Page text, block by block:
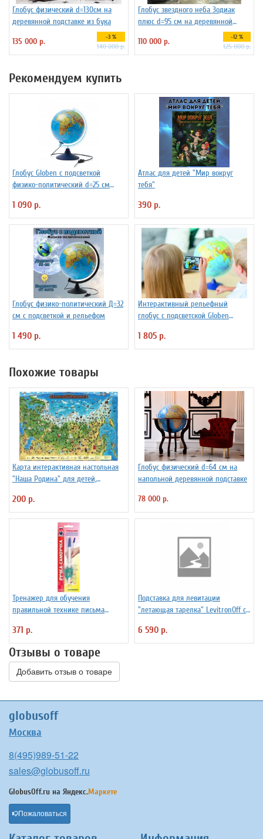
Глобус физический d=130см на
деревянной подставке из бука
135 000 р.
-3 %
140 000 р.
Глобус звездного неба Зодиак
плюс d=95 см на деревянной
подставка на ножках , арт. 227733
110 000 р. -12 %
125 000 р.
Рекомендуем купить
Глобус Globen с подсветкой
физико-политический d=25 см
1 090 р.
Атлас для детей "Мир вокруг
тебя"
390 р.
Глобус физико-политический Д=32
см с подсветкой и рельефом
1 490 р.
Интерактивный рельефный
глобус с подсветской Globen
1 805 р.
Похожие товары
Карта интерактивная настольная
"Наша Родина" для детей,
200 р.
Глобус физический d=64 см на
напольной деревянной подставке
78 000 р.
Тренажер для обучения
правильной технике письма
правшей
371 р.
Подставка для левитации
"летающая тарелка" LevitronOff с
6 590 р.
Отзывы о товаре
Добавить отзыв о товаре
globusoff
Москва
8(495)989-51-22
sales@globusoff.ru
GlobusOff.ru на Яндекс.Маркете
Пожаловаться